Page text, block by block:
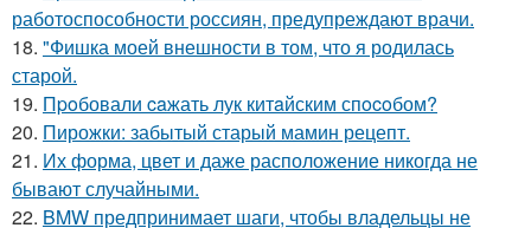
работоспособности россиян, предупреждают врачи.
18. "Фишка моей внешности в том, что я родилась
старой.
19. Пpoбовали caжать лук китaйским спocoбом?
20. Пирожки: забытый старый мамин рецепт.
21. Их форма, цвет и даже расположение никогда не
бывают случайными.
22. BMW предпринимает шаги, чтобы владельцы не